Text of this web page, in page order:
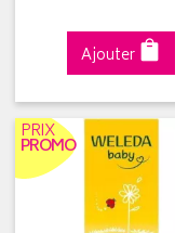
Ajouter
PRIX
PROMO